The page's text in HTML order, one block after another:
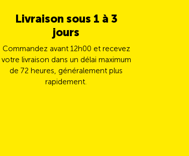
Livraison sous 1 à 3
jours
Commandez avant 12h00 et recevez
votre livraison dans un délai maximum
de 72 heures, généralement plus
rapidement.